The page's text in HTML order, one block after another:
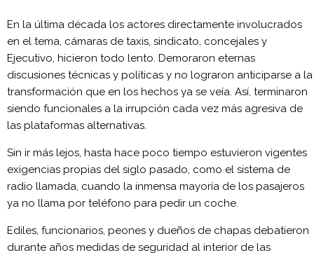
En la última década los actores directamente involucrados
en el tema, cámaras de taxis, sindicato, concejales y
Ejecutivo, hicieron todo lento. Demoraron eternas
discusiones técnicas y políticas y no lograron anticiparse a la
transformación que en los hechos ya se veía. Así, terminaron
siendo funcionales a la irrupción cada vez más agresiva de
las plataformas alternativas.
Sin ir más lejos, hasta hace poco tiempo estuvieron vigentes
exigencias propias del siglo pasado, como el sistema de
radio llamada, cuando la inmensa mayoría de los pasajeros
ya no llama por teléfono para pedir un coche.
Ediles, funcionarios, peones y dueños de chapas debatieron
durante años medidas de seguridad al interior de las